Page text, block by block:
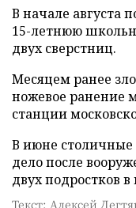
В начале августа
15-летнюю
двух сверстниц.
Месяцем ранее
ножевое ранение
станции
В июне столичные
дело после
двух подростков в
Текст: Алексей